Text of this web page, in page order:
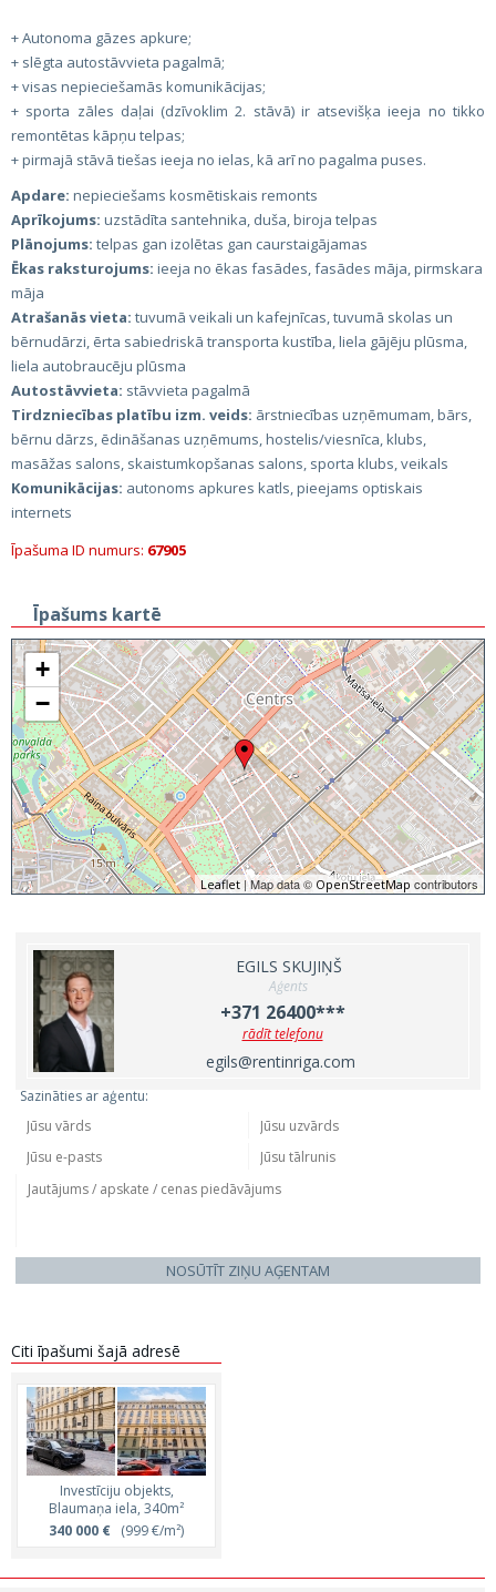
+ Autonoma gāzes apkure;
+ slēgta autostāvvieta pagalmā;
+ visas nepieciešamās komunikācijas;
+ sporta zāles daļai (dzīvoklim 2. stāvā) ir atsevišķa ieeja no tikko
remontētas kāpņu telpas;
+ pirmajā stāvā tiešas ieeja no ielas, kā arī no pagalma puses.
Apdare: nepieciešams kosmētiskais remonts
Aprīkojums: uzstādīta santehnika, duša, biroja telpas
Plānojums: telpas gan izolētas gan caurstaigājamas
Ēkas raksturojums: ieeja no ēkas fasādes, fasādes māja, pirmskara
māja
Atrašanās vieta: tuvumā veikali un kafejnīcas, tuvumā skolas un
bērnudārzi, ērta sabiedriskā transporta kustība, liela gājēju plūsma,
liela autobraucēju plūsma
Autostāvvieta: stāvvieta pagalmā
Tirdzniecības platību izm. veids: ārstniecības uzņēmumam, bārs,
bērnu dārzs, ēdināšanas uzņēmums, hostelis/viesnīca, klubs,
masāžas salons, skaistumkopšanas salons, sporta klubs, veikals
Komunikācijas: autonoms apkures katls, pieejams optiskais
internets
Īpašuma ID numurs: 67905
Īpašums kartē
+
−
Leaflet | Map data © OpenStreetMap contributors
EGILS SKUJIŅŠ
Aģents
+371 26400***
rādīt telefonu
egils@rentinriga.com
Sazināties ar aģentu:
NOSŪTĪT ZIŅU AĢENTAM
Citi īpašumi šajā adresē
Investīciju objekts,
Blaumaņa iela, 340m²
340 000 € (999 €/m²)